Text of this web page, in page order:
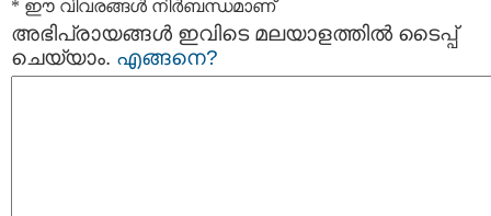
* ഈ വിവരങ്ങള്‍ നിര്‍ബന്ധമാണ്
അഭിപ്രായങ്ങള്‍ ഇവിടെ മലയാളത്തില്‍ ടൈപ്പ്
ചെയ്യാം. എങ്ങനെ?